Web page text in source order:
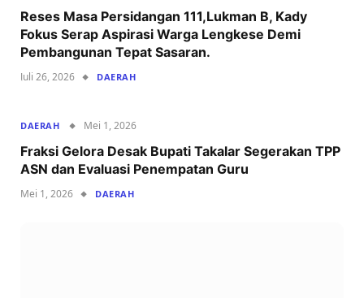
Reses Masa Persidangan 111,Lukman B, Kady
Fokus Serap Aspirasi Warga Lengkese Demi
Pembangunan Tepat Sasaran.
Juli 26, 2026 DAERAH
DAERAH Mei 1, 2026
Fraksi Gelora Desak Bupati Takalar Segerakan TPP
ASN dan Evaluasi Penempatan Guru
Mei 1, 2026 DAERAH